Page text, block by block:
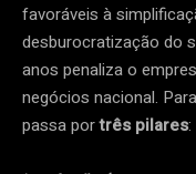
favoráveis à
desburocratização do
anos penaliza o
negócios nacional.
passa portrês pilares: